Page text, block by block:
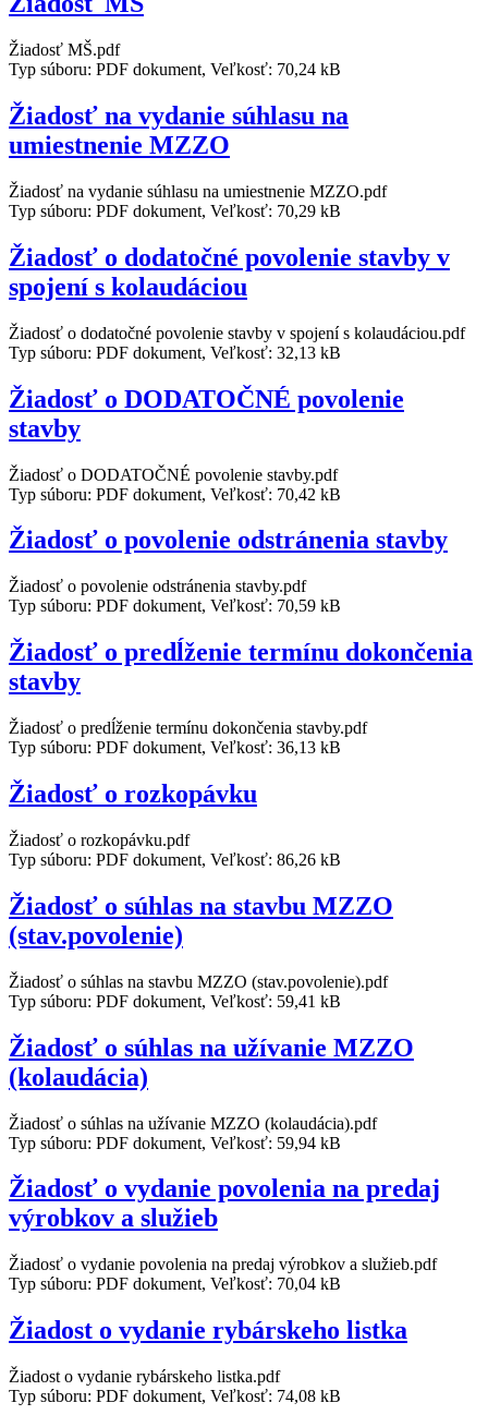
Žiadosť MŠ.pdf
Typ súboru: PDF dokument, Veľkosť: 70,24 kB
Žiadosť na vydanie súhlasu na
umiestnenie MZZO
Žiadosť na vydanie súhlasu na umiestnenie MZZO.pdf
Typ súboru: PDF dokument, Veľkosť: 70,29 kB
Žiadosť o dodatočné povolenie stavby v
spojení s kolaudáciou
Žiadosť o dodatočné povolenie stavby v spojení s kolaudáciou.pdf
Typ súboru: PDF dokument, Veľkosť: 32,13 kB
Žiadosť o DODATOČNÉ povolenie
stavby
Žiadosť o DODATOČNÉ povolenie stavby.pdf
Typ súboru: PDF dokument, Veľkosť: 70,42 kB
Žiadosť o povolenie odstránenia stavby
Žiadosť o povolenie odstránenia stavby.pdf
Typ súboru: PDF dokument, Veľkosť: 70,59 kB
Žiadosť o predĺženie termínu dokončenia
stavby
Žiadosť o predĺženie termínu dokončenia stavby.pdf
Typ súboru: PDF dokument, Veľkosť: 36,13 kB
Žiadosť o rozkopávku
Žiadosť o rozkopávku.pdf
Typ súboru: PDF dokument, Veľkosť: 86,26 kB
Žiadosť o súhlas na stavbu MZZO
(stav.povolenie)
Žiadosť o súhlas na stavbu MZZO (stav.povolenie).pdf
Typ súboru: PDF dokument, Veľkosť: 59,41 kB
Žiadosť o súhlas na užívanie MZZO
(kolaudácia)
Žiadosť o súhlas na užívanie MZZO (kolaudácia).pdf
Typ súboru: PDF dokument, Veľkosť: 59,94 kB
Žiadosť o vydanie povolenia na predaj
výrobkov a služieb
Žiadosť o vydanie povolenia na predaj výrobkov a služieb.pdf
Typ súboru: PDF dokument, Veľkosť: 70,04 kB
Žiadost o vydanie rybárskeho listka
Žiadost o vydanie rybárskeho listka.pdf
Typ súboru: PDF dokument, Veľkosť: 74,08 kB